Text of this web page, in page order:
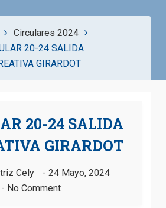
Circulares 2024
20-24 SALIDA
GIRARDOT
20-24 SALIDA
GIRARDOT
Cely
24 Mayo, 2024
No Comment